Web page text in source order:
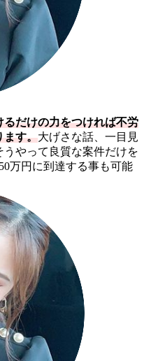
るだけの力をつければ不労
ます。大げさな話、一目見
やって良質な案件だけを
万円に到達する事も可能